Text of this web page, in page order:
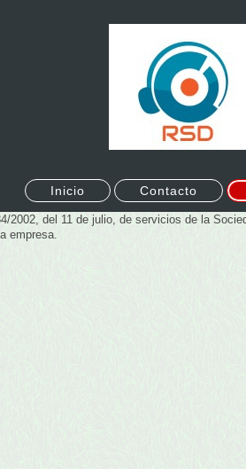
Inicio Contacto
2002, del 11 de julio, de servicios de la
empresa.